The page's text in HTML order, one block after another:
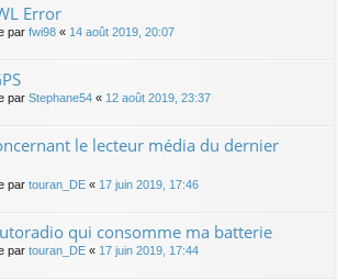
Error
par fwi98 « 14 août 2019, 20:07
par Stephane54 « 12 août 2019, 23:37
le lecteur média du dernier
par touran_DE « 17 juin 2019, 17:46
qui consomme ma batterie
par touran_DE « 17 juin 2019, 17:44